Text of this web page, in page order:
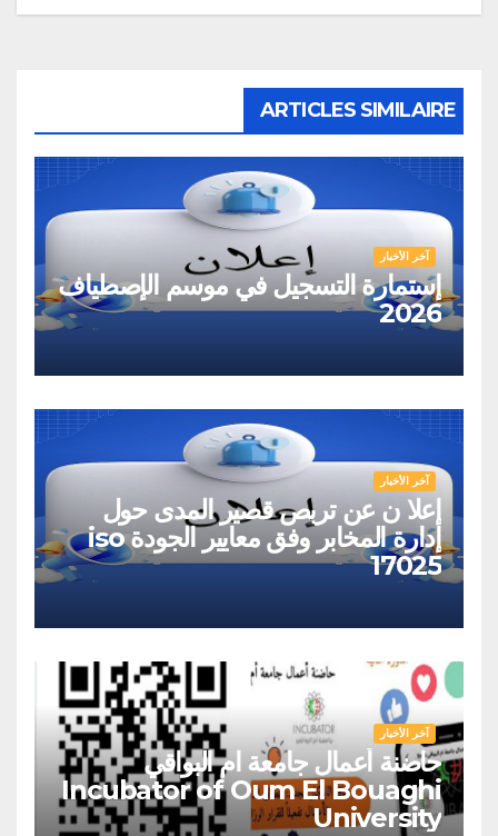
ARTICLES SIMILAIRE
آخر الأخبار
إستمارة التسجيل في موسم الإصطياف
2026
آخر الأخبار
إعلا ن عن تربص قصير المدى حول
إدارة المخابر وفق معايير الجودة iso
17025
آخر الأخبار
حاضنة أعمال جامعة ام البواقي
Incubator of Oum El Bouaghi
University